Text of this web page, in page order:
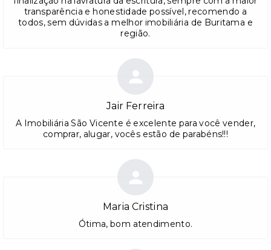
transparência e honestidade possível, recomendo a
todos, sem dúvidas a melhor imobiliária de Buritama e
região.
Jair Ferreira
A Imobiliária São Vicente é excelente para você vender,
comprar, alugar, vocês estão de parabéns!!!
Maria Cristina
Ótima, bom atendimento.